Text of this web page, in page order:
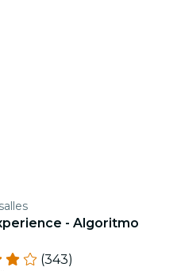
- Algoritmo
(343)